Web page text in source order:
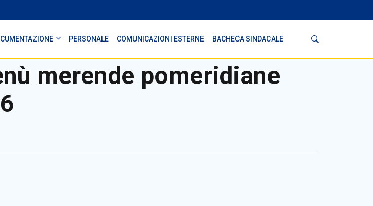
PERSONALE COMUNICAZIONI ESTERNE BACHECA SINDACALE
merende pomeridiane